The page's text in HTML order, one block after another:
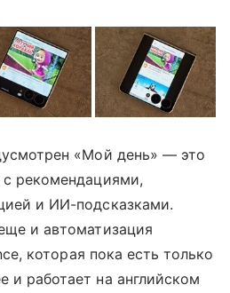
«Мой день» — это
с рекомендациями,
и ИИ-подсказками.
и автоматизация
которая пока есть только
работает на английском